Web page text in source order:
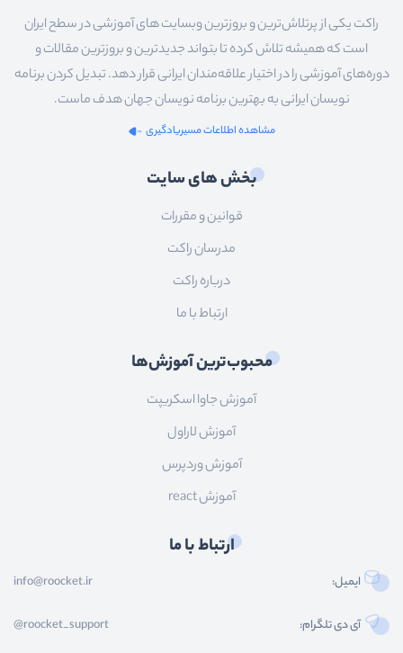
راکت یکی از پرتلاش‌ترین و بروزترین وبسایت های آموزشی در سطح ایران
است که همیشه تلاش کرده تا بتواند جدیدترین و بروزترین مقالات و
دوره‌های آموزشی را در اختیار علاقه‌مندان ایرانی قرار دهد. تبدیل کردن برنامه
نویسان ایرانی به بهترین برنامه نویسان جهان هدف ماست.
مشاهده اطلاعات مسیریادگیری
بخش های سایت
قوانین و مقررات
مدرسان راکت
درباره راکت
ارتباط با ما
محبوب‌ترین آموزش‌ها
آموزش جاوا اسکریپت
آموزش لاراول
آموزش وردپرس
آموزش react
ارتباط با ما
ایمیل: info@roocket.ir
آی دی تلگرام: @roocket_support